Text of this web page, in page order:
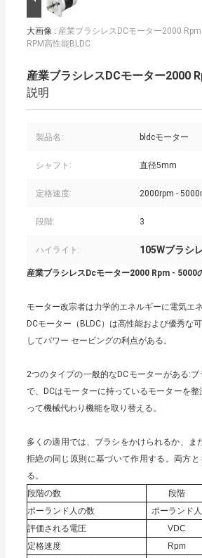
大画像 : 産業ブラシレスDCモーター2000
RPM高性能BLDC
産業ブラシレスDCモーター2000
説明
製品名: bldcモーター
シャフト: 直径5mm
定格速度: 2000rpm -
段階: 3
ハイライト: 105Wブラシ
産業ブラシレスDcモーター2000 Rpm - 5000
モーター改宗者は力学的エネルギーに電気エ
DCモーター（BLDC）は高性能および優秀な
してパワー セービングの利点がある。
2つのタイプの一般的なDCモーターがある:
で、DCはモーターに持っているモーターを
って機械代わり機能を取り替える。
多くの適用では、ブラシをかけられるか、
拒絶の同じ原則に基づいて作用する。両方
る。
段階の数
段階
ポーランド人の数
ポーランド人
評価される電圧
VDC
定格速度
Rpm